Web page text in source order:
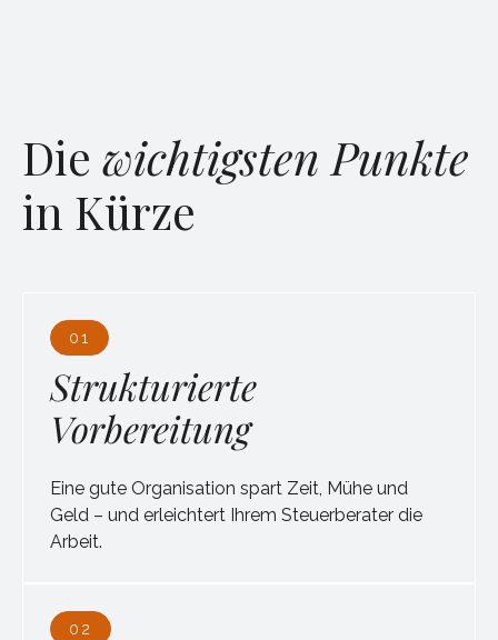
Die wichtigsten Punkte
in Kürze
01
Strukturierte
Vorbereitung
Eine gute Organisation spart Zeit, Mühe und
Geld – und erleichtert Ihrem Steuerberater die
Arbeit.
02